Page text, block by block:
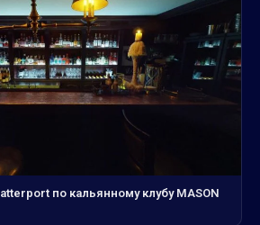
по кальянному клубу MASON